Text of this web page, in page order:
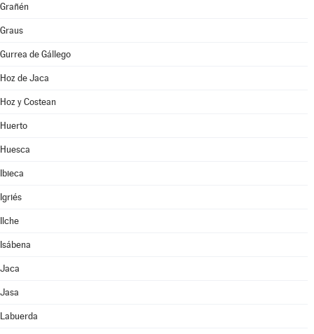
Grañén
Graus
Gurrea de Gállego
Hoz de Jaca
Hoz y Costean
Huerto
Huesca
Ibieca
Igriés
Ilche
Isábena
Jaca
Jasa
Labuerda